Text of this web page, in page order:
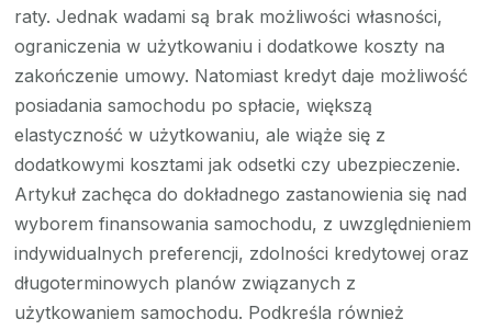
raty. Jednak wadami są brak możliwości własności,
ograniczenia w użytkowaniu i dodatkowe koszty na
zakończenie umowy. Natomiast kredyt daje możliwość
posiadania samochodu po spłacie, większą
elastyczność w użytkowaniu, ale wiąże się z
dodatkowymi kosztami jak odsetki czy ubezpieczenie.
Artykuł zachęca do dokładnego zastanowienia się nad
wyborem finansowania samochodu, z uwzględnieniem
indywidualnych preferencji, zdolności kredytowej oraz
długoterminowych planów związanych z
użytkowaniem samochodu. Podkreśla również